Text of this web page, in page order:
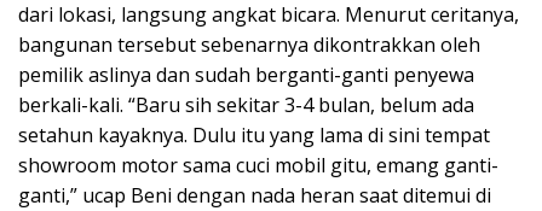
dari lokasi, langsung angkat bicara. Menurut ceritanya,
bangunan tersebut sebenarnya dikontrakkan oleh
pemilik aslinya dan sudah berganti-ganti penyewa
berkali-kali. “Baru sih sekitar 3-4 bulan, belum ada
setahun kayaknya. Dulu itu yang lama di sini tempat
showroom motor sama cuci mobil gitu, emang ganti-
ganti,” ucap Beni dengan nada heran saat ditemui di